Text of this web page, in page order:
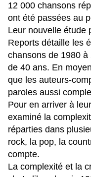
12 000 chansons
ont été passées au
Leur nouvelle étude
Reports détaille les
chansons de 1980
de 40 ans. En
que les auteurs-
paroles aussi
Pour en arriver à
examiné la
réparties dans
rock, la pop, la
compte.
La complexité et la